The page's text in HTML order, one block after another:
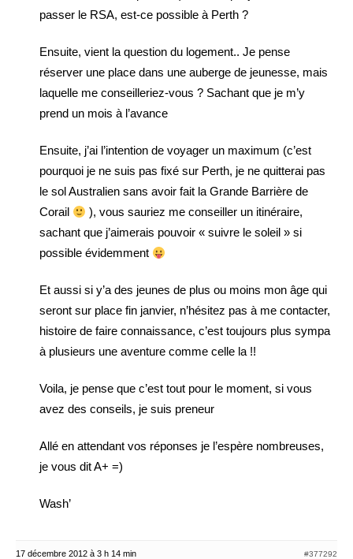
passer le RSA, est-ce possible à Perth ?
Ensuite, vient la question du logement.. Je pense
réserver une place dans une auberge de jeunesse, mais
laquelle me conseilleriez-vous ? Sachant que je m’y
prend un mois à l’avance
Ensuite, j’ai l’intention de voyager un maximum (c’est
pourquoi je ne suis pas fixé sur Perth, je ne quitterai pas
le sol Australien sans avoir fait la Grande Barrière de
Corail
), vous sauriez me conseiller un itinéraire,
sachant que j’aimerais pouvoir « suivre le soleil » si
possible évidemment
Et aussi si y’a des jeunes de plus ou moins mon âge qui
seront sur place fin janvier, n’hésitez pas à me contacter,
histoire de faire connaissance, c’est toujours plus sympa
à plusieurs une aventure comme celle la !!
Voila, je pense que c’est tout pour le moment, si vous
avez des conseils, je suis preneur
Allé en attendant vos réponses je l’espère nombreuses,
je vous dit A+ =)
Wash’
17 décembre 2012 à 3 h 14 min #377292